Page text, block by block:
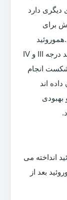
دیگری دارد
برای
کتومی استاپلر،عمدتا در بیماران مبتلا به هموروئید درجه III و IV
شکست انجام
اند
بهبودی
انداخته می
بعد از